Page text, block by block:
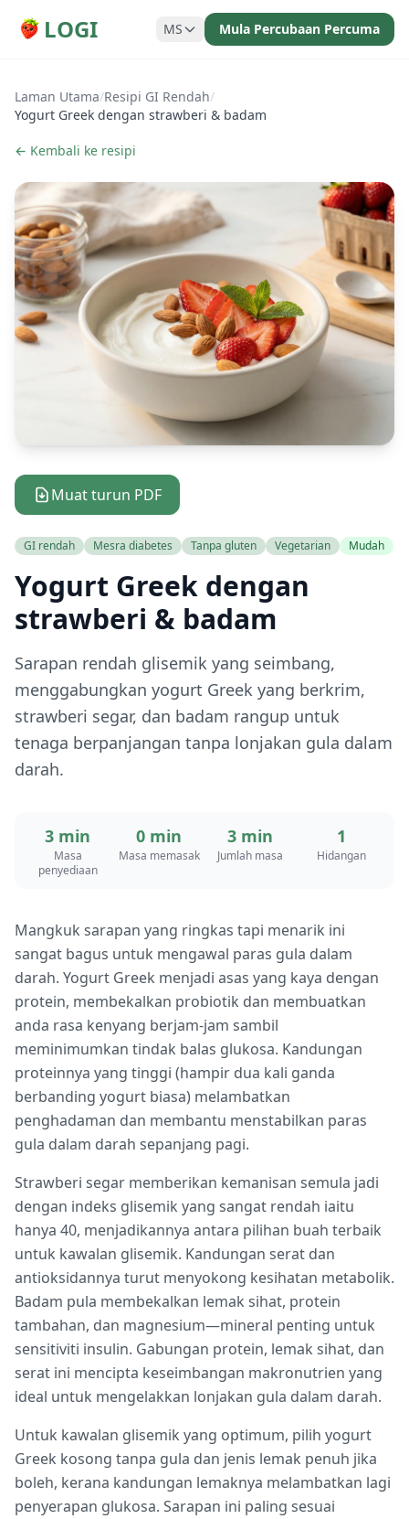
LOGI MS Mula Percubaan Percuma
Laman Utama/Resipi GI Rendah/
Yogurt Greek dengan strawberi & badam
← Kembali ke resipi
Muat turun PDF
GI rendah Mesra diabetes Tanpa gluten Vegetarian Mudah
Yogurt Greek dengan
strawberi & badam
Sarapan rendah glisemik yang seimbang,
menggabungkan yogurt Greek yang berkrim,
strawberi segar, dan badam rangup untuk
tenaga berpanjangan tanpa lonjakan gula dalam
darah.
3 min
Masa
penyediaan
0 min
Masa memasak
3 min
Jumlah masa
1
Hidangan
Mangkuk sarapan yang ringkas tapi menarik ini
sangat bagus untuk mengawal paras gula dalam
darah. Yogurt Greek menjadi asas yang kaya dengan
protein, membekalkan probiotik dan membuatkan
anda rasa kenyang berjam-jam sambil
meminimumkan tindak balas glukosa. Kandungan
proteinnya yang tinggi (hampir dua kali ganda
berbanding yogurt biasa) melambatkan
penghadaman dan membantu menstabilkan paras
gula dalam darah sepanjang pagi.
Strawberi segar memberikan kemanisan semula jadi
dengan indeks glisemik yang sangat rendah iaitu
hanya 40, menjadikannya antara pilihan buah terbaik
untuk kawalan glisemik. Kandungan serat dan
antioksidannya turut menyokong kesihatan metabolik.
Badam pula membekalkan lemak sihat, protein
tambahan, dan magnesium—mineral penting untuk
sensitiviti insulin. Gabungan protein, lemak sihat, dan
serat ini mencipta keseimbangan makronutrien yang
ideal untuk mengelakkan lonjakan gula dalam darah.
Untuk kawalan glisemik yang optimum, pilih yogurt
Greek kosong tanpa gula dan jenis lemak penuh jika
boleh, kerana kandungan lemaknya melambatkan lagi
penyerapan glukosa. Sarapan ini paling sesuai